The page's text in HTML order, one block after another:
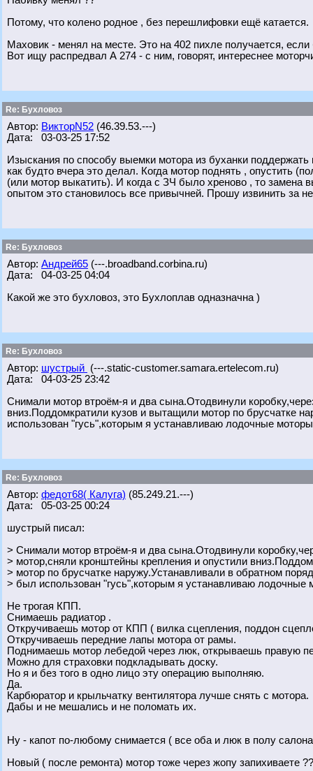
Потому, что колено родное , без перешлифовки ещё катается.
Маховик - менял на месте. Это на 402 пихле получается,
Вот ищу распредвал А 274 - с ним, говорят, интереснее
Re: Бухловоз
Автор: ВикторN52 (46.39.53.---)
Дата: 03-03-25 17:52
Изыскания по способу выемки мотора из буханки
как будто вчера это делал. Когда мотор поднять , опустить
(или мотор выкатить). И когда с ЗЧ было хреново , то замена
опытом это становилось все привычней. Прошу извинить за
Re: Бухловоз
Автор: Андрей65 (---.broadband.corbina.ru)
Дата: 04-03-25 04:04
Какой же это бухловоз, это Бухлоплав одназначна )
Re: Бухловоз
Автор: шустрый (---.static-customer.samara.ertelecom.ru)
Дата: 04-03-25 23:42
Снимали мотор втроём-я и два сына.Отодвинули
вниз.Поддомкратили кузов и вытащили мотор по брусчатке
использован "гусь",которым я устанавливаю лодочные
Re: Бухловоз
Автор: федот68( Калуга) (85.249.21.---)
Дата: 05-03-25 00:24
шустрый писал:
> Снимали мотор втроём-я и два сына.Отодвинули
> мотор,сняли кронштейны крепления и опустили
> мотор по брусчатке наружу.Устанавливали в обратном
> был использован "гусь",которым я устанавливаю лодочные
Не трогая КПП.
Снимаешь радиатор .
Откручиваешь мотор от КПП ( вилка сцепления, поддон
Откручиваешь передние лапы мотора от рамы.
Поднимаешь мотор лебедой через люк, открываешь правую
Можно для страховки подкладывать доску.
Но я и без того в одно лицо эту операцию выполняю.
Да.
Карбюратор и крыльчатку вентилятора лучше снять с мотора.
Дабы и не мешались и не поломать их.
Ну - капот по-любому снимается ( все оба и люк в полу
Новый ( после ремонта) мотор тоже через жопу запихиваете